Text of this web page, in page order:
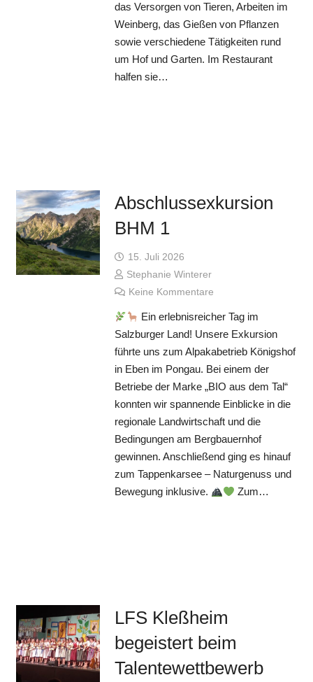
das Versorgen von Tieren, Arbeiten im
Weinberg, das Gießen von Pflanzen
sowie verschiedene Tätigkeiten rund
um Hof und Garten. Im Restaurant
halfen sie…
Abschlussexkursion
BHM 1
15. Juli 2026
Stephanie Winterer
Keine Kommentare
Ein erlebnisreicher Tag im
Salzburger Land! Unsere Exkursion
führte uns zum Alpakabetrieb Königshof
in Eben im Pongau. Bei einem der
Betriebe der Marke „BIO aus dem Tal“
konnten wir spannende Einblicke in die
regionale Landwirtschaft und die
Bedingungen am Bergbauernhof
gewinnen. Anschließend ging es hinauf
zum Tappenkarsee – Naturgenuss und
Bewegung inklusive.
Zum…
LFS Kleßheim
begeistert beim
Talentewettbewerb